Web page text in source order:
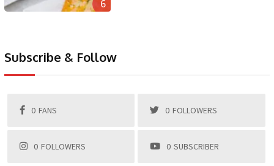
6
Subscribe & Follow
0 FANS 0 FOLLOWERS
0 FOLLOWERS 0 SUBSCRIBER